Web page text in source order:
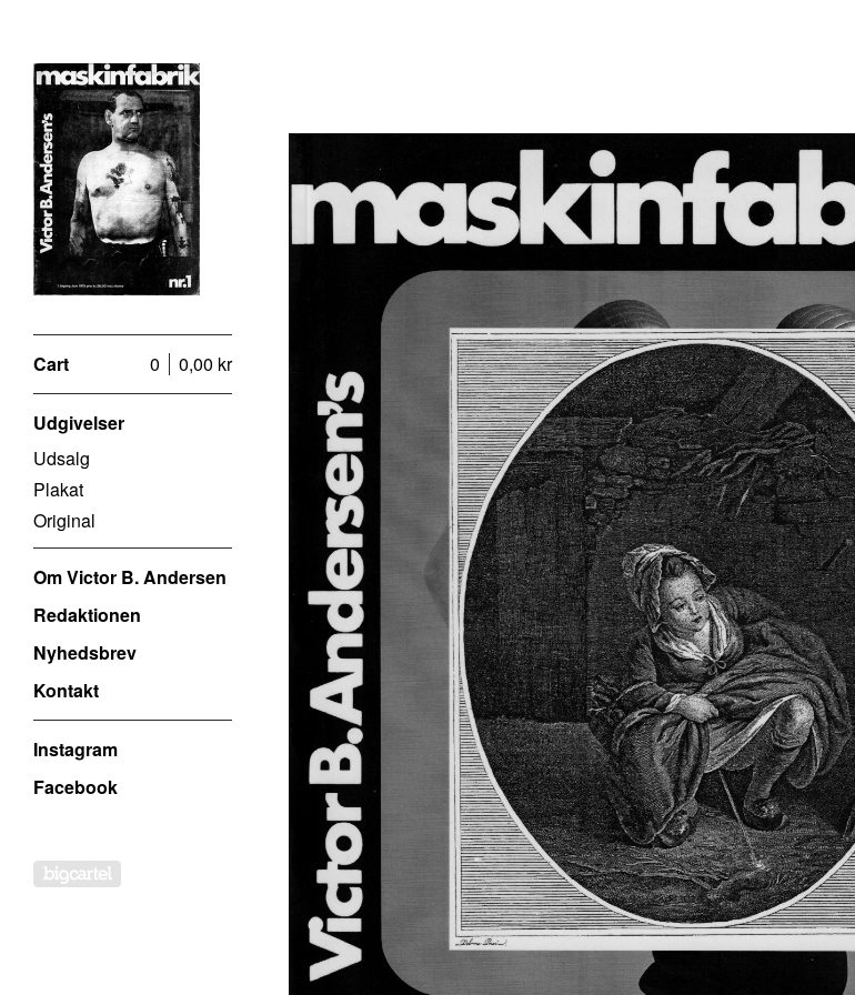
Cart 0,00 kr
0
Udgivelser
Udsalg
Plakat
Original
Om Victor B. Andersen
Redaktionen
Nyhedsbrev
Kontakt
Instagram
Facebook